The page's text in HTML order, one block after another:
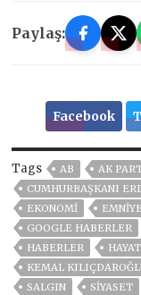
Paylaş:
Facebook
Tags AB AK
CUMHURBAŞKANI
EKONOMİ
GOOGLE HABERLER
HABERLER
HAYAT
KEMAL
SALGIN
SİYASET